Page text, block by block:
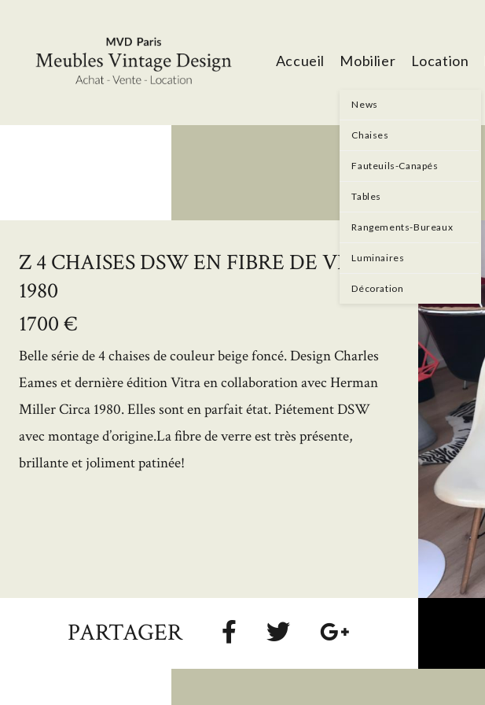
Accueil Mobilier
News
Chaises
Fauteuils-Canapés
Tables
Rangements-Bureaux
Luminaires
Décoration
Location
Z 4 CHAISES DSW EN FIBRE DE VERRE
1980
1700 €
Belle série de 4 chaises de couleur beige foncé. Design Charles
Eames et dernière édition Vitra en collaboration avec Herman
Miller Circa 1980. Elles sont en parfait état. Piétement DSW
avec montage d’origine.La fibre de verre est très présente,
brillante et joliment patinée!
PARTAGER